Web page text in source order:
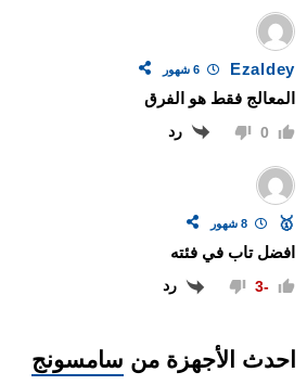
Ezaldey
المعالج فقط هو الفرق
0 رد
🥇
افضل تاب في فئته
-3 رد
احدث الأجهزة من سامسونج